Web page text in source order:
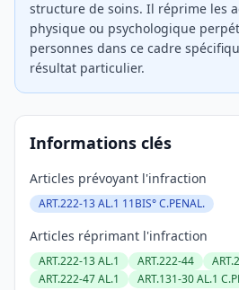
structure de soins. Il réprime les
physique ou psychologique
personnes dans ce cadre
résultat particulier.
Informations clés
Articles prévoyant l'infraction
ART.222-13 AL.1 11BIS° C.PENAL.
Articles réprimant l'infraction
ART.222-13 AL.1 ART.222-44
ART.222-47 AL.1
ART.131-30 AL.1